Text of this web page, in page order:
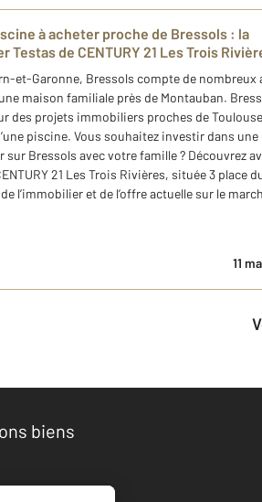
à acheter proche de Bressols : la
de CENTURY 21 Les Trois
et-Garonne, Bressols compte de nombreux
maison familiale près de Montauban.
des projets immobiliers proches de
piscine. Vous souhaitez investir dans
Bressols avec votre famille ? Découvrez
21 Les Trois Rivières, située 3 place
l’immobilier et de l’offre actuelle sur le
11
biens